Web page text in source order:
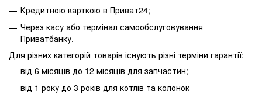
Кредитною карткою в Приват24;
Через касу або термінал самообслуговування
Приватбанку.
Для різних категорій товарів існують різні терміни гарантії:
від 6 місяців до 12 місяців для запчастин;
від 1 року до 3 років для котлів та колонок